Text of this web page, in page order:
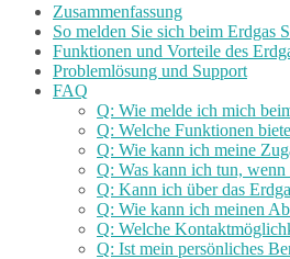
Zusammenfassung
So melden Sie sich beim Erdgas
Funktionen und Vorteile des
Problemlösung und Support
FAQ
Q: Wie melde ich mich
Q: Welche Funktionen
Q: Wie kann ich meine
Q: Was kann ich tun,
Q: Kann ich über das
Q: Wie kann ich meinen
Q: Welche
Q: Ist mein persönliches